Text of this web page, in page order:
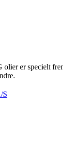
er specielt